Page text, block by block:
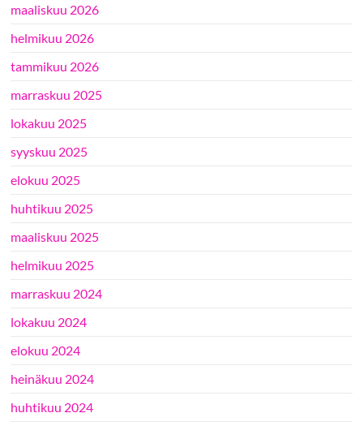
maaliskuu 2026
helmikuu 2026
tammikuu 2026
marraskuu 2025
lokakuu 2025
syyskuu 2025
elokuu 2025
huhtikuu 2025
maaliskuu 2025
helmikuu 2025
marraskuu 2024
lokakuu 2024
elokuu 2024
heinäkuu 2024
huhtikuu 2024